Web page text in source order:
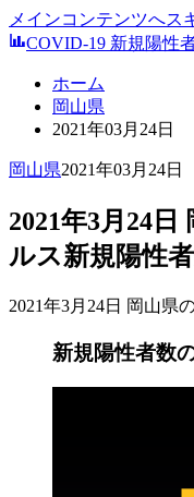
メインコンテンツへス
COVID-19 新規陽性
ホーム
岡山県
2021年03月24日
岡山県2021年03月24日
2021年3月24
ルス新規陽性
2021年3月24日 岡山県
新規陽性者数